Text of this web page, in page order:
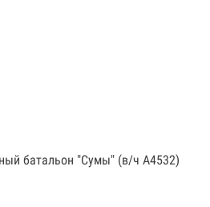
батальон "Сумы" (в/ч А4532)